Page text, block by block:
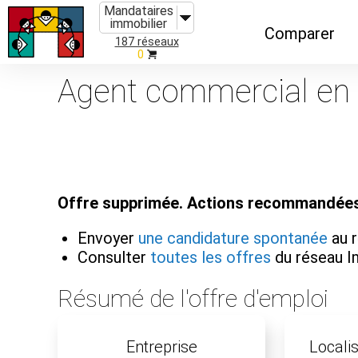
Mandataires
immobilier
187 réseaux
0
Comparer
Caractéristiques
Organismes de
Agent commercial
Offre supprimée. Actions
Envoyer une candidature spontanée au
Consulter toutes les offres du réseau
Résumé de l'offre d'emploi
Entreprise